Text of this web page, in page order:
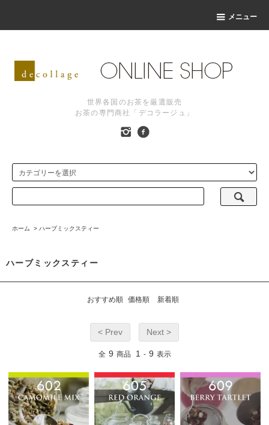
メニュー
世界各国のお茶を厳選販売
お茶の専門商社「デコラージュ」
ホーム > ハーブミックスティー
ハーブミックスティー
おすすめ順 価格順 新着順
< Prev Next >
全 9 商品 1 - 9 表示